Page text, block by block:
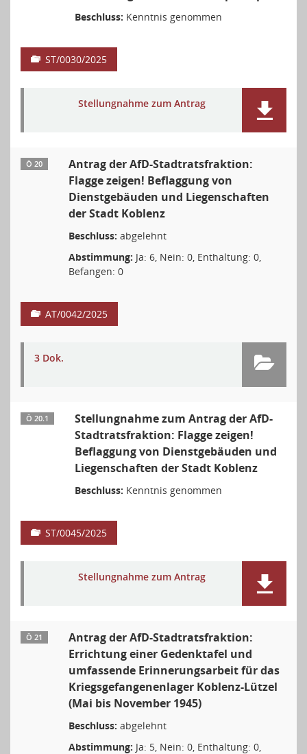
Beschluss: Kenntnis genommen
ST/0030/2025
Stellungnahme zum Antrag
Ö 20
Antrag der AfD-Stadtratsfraktion:
Flagge zeigen! Beflaggung von
Dienstgebäuden und Liegenschaften
der Stadt Koblenz
Beschluss: abgelehnt
Abstimmung: Ja: 6, Nein: 0, Enthaltung: 0,
Befangen: 0
AT/0042/2025
3 Dok.
Ö 20.1
Stellungnahme zum Antrag der AfD-
Stadtratsfraktion: Flagge zeigen!
Beflaggung von Dienstgebäuden und
Liegenschaften der Stadt Koblenz
Beschluss: Kenntnis genommen
ST/0045/2025
Stellungnahme zum Antrag
Ö 21
Antrag der AfD-Stadtratsfraktion:
Errichtung einer Gedenktafel und
umfassende Erinnerungsarbeit für das
Kriegsgefangenenlager Koblenz-Lützel
(Mai bis November 1945)
Beschluss: abgelehnt
Abstimmung: Ja: 5, Nein: 0, Enthaltung: 0,